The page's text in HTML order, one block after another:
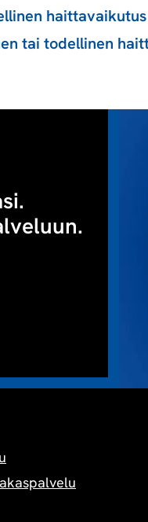
haittavaikutus
tai todellinen